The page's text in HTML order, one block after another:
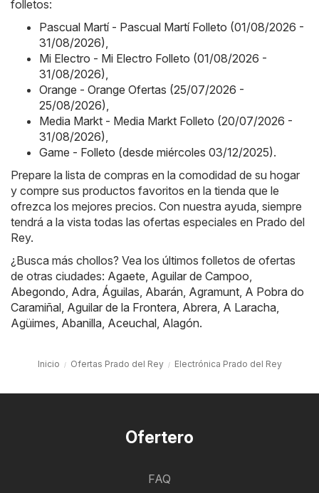
folletos:
Pascual Martí - Pascual Martí Folleto (01/08/2026 -
31/08/2026)
Mi Electro - Mi Electro Folleto (01/08/2026 -
31/08/2026)
Orange - Orange Ofertas (25/07/2026 -
25/08/2026)
Media Markt - Media Markt Folleto (20/07/2026 -
31/08/2026)
Game - Folleto (desde miércoles 03/12/2025).
Prepare la lista de compras en la comodidad de su hogar
y compre sus productos favoritos en la tienda que le
ofrezca los mejores precios. Con nuestra ayuda, siempre
tendrá a la vista todas las ofertas especiales en Prado del
Rey.
¿Busca más chollos? Vea los últimos folletos de ofertas
de otras ciudades: Agaete Aguilar de Campoo
Abegondo Adra Águilas Abarán Agramunt A Pobra do
Caramiñal Aguilar de la Frontera Abrera A Laracha
Agüimes Abanilla Aceuchal Alagón.
Inicio Ofertas Prado del Rey Electrónica Prado del Rey
Ofertero
FAQ